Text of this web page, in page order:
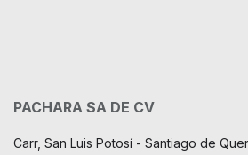
PACHARA SA DE CV
Carr, San Luis Potosí - Santiago de